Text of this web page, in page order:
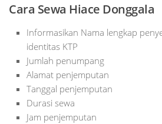
Cara Sewa Hiace Donggala
Informasikan Nama lengkap
identitas KTP
Jumlah penumpang
Alamat penjemputan
Tanggal penjemputan
Durasi sewa
Jam penjemputan